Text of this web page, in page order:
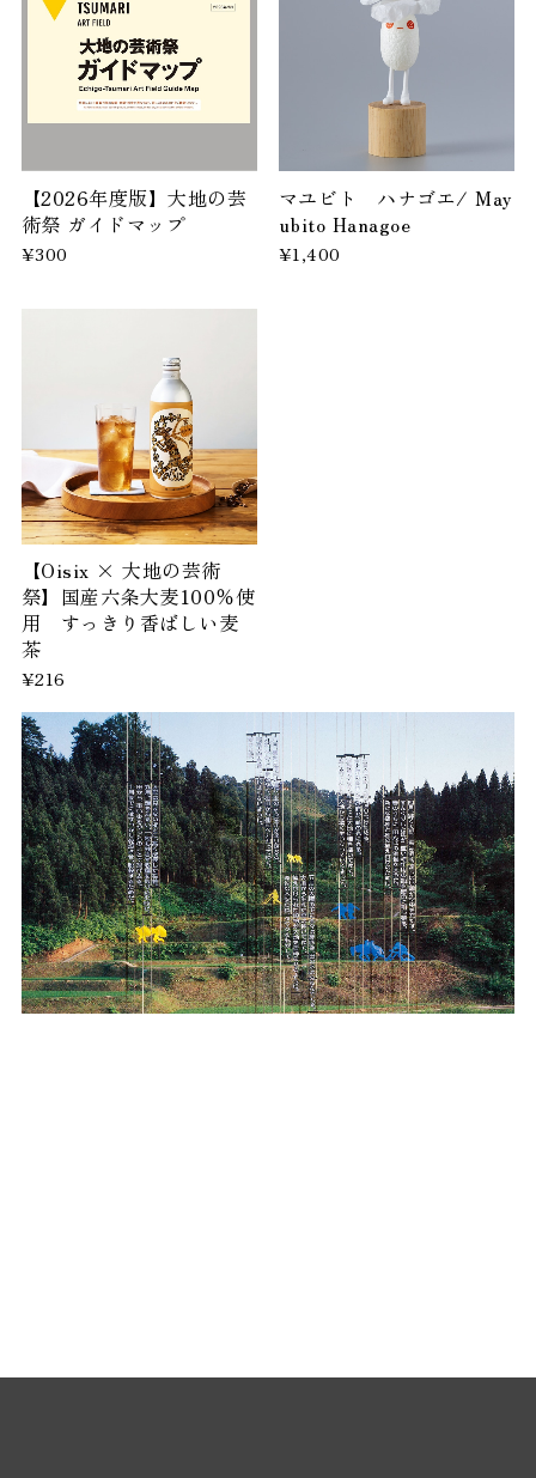
【2026年度版】大地の芸
術祭 ガイドマップ
¥300
マユビト ハナゴエ/ May
ubito Hanagoe
¥1,400
【Oisix × 大地の芸術
祭】国産六条大麦100％使
用 すっきり香ばしい麦
茶
¥216